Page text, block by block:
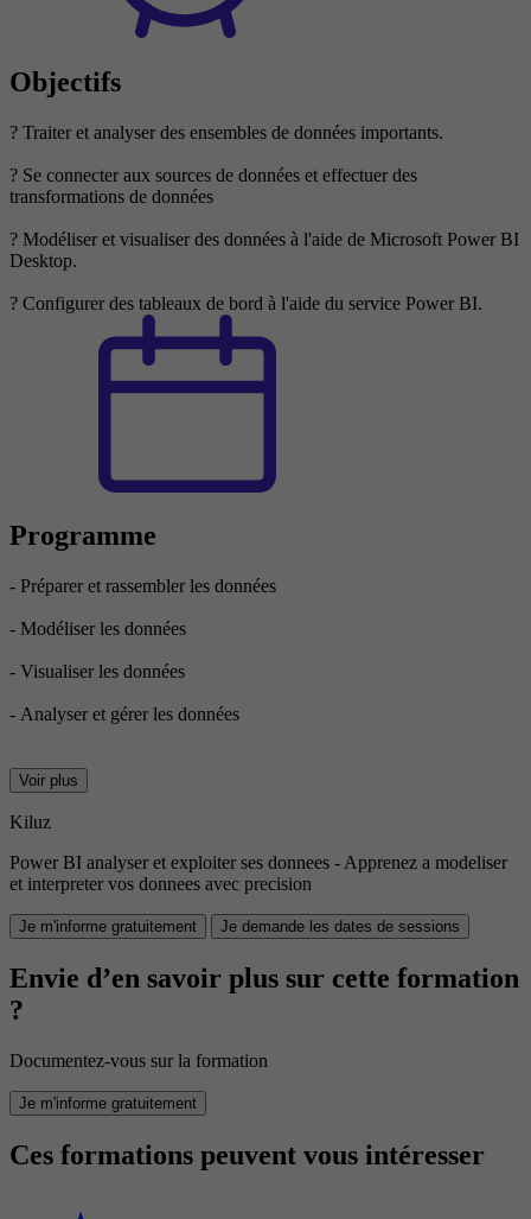
Objectifs
? Traiter et analyser des ensembles de données importants.
? Se connecter aux sources de données et effectuer des
transformations de données
? Modéliser et visualiser des données à l'aide de Microsoft Power BI
Desktop.
? Configurer des tableaux de bord à l'aide du service Power BI.
Programme
- Préparer et rassembler les données
- Modéliser les données
- Visualiser les données
- Analyser et gérer les données
Voir plus
Kiluz
Power BI analyser et exploiter ses donnees - Apprenez a modeliser
et interpreter vos donnees avec precision
Je m'informe gratuitement Je demande les dates de sessions
Envie d’en savoir plus sur cette formation
?
Documentez-vous sur la formation
Je m'informe gratuitement
Ces formations peuvent vous intéresser